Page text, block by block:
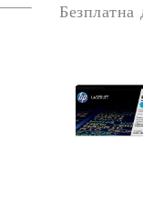
Безплатна